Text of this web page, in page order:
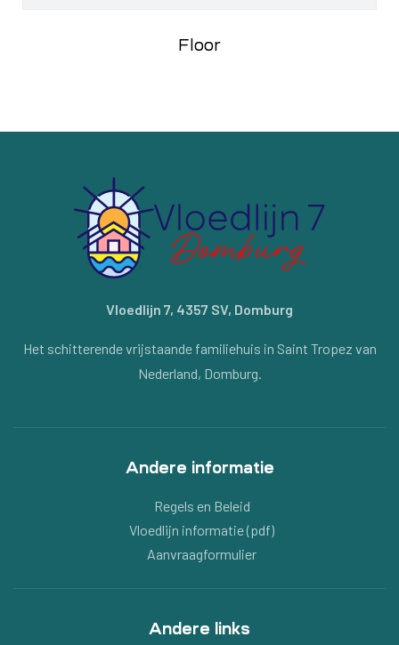
Floor
Vloedlijn 7, 4357 SV, Domburg
Het schitterende vrijstaande familiehuis in Saint Tropez van
Nederland, Domburg.
Andere informatie
Regels en Beleid
Vloedlijn informatie (pdf)
Aanvraagformulier
Andere links